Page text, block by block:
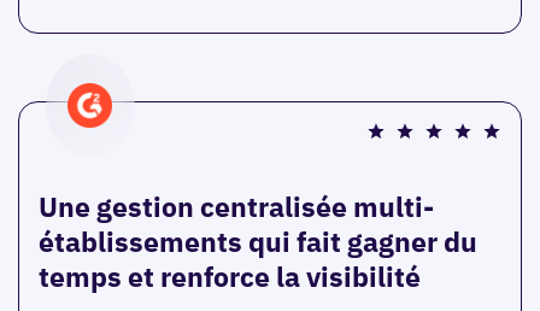
Une gestion centralisée multi-
établissements qui fait gagner du
temps et renforce la visibilité